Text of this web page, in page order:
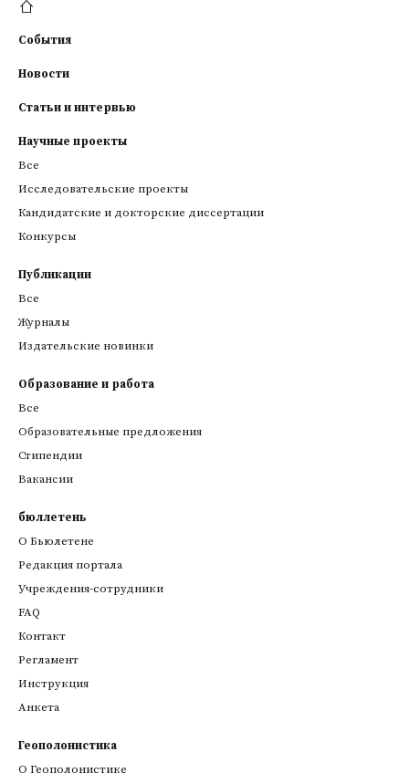
События
Новости
Статьи и интервью
Научные проекты
Все
Исследовательские проекты
Кандидатские и докторские диссертации
Конкурсы
Публикации
Все
Журналы
Издательские новинки
Образование и работа
Все
Образовательные предложения
Стипендии
Вакансии
бюллетень
О Бьюлетене
Редакция портала
Учреждения-сотрудники
FAQ
Контакт
Регламент
Инструкция
Анкета
Геополонистика
О Геополонистике